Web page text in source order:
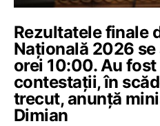
Rezultatele finale
Națională 2026
orei 10:00. Au fost
contestații, în
trecut, anunță
Dimian